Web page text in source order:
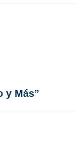
y Más”